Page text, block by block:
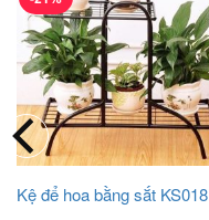
Kệ để hoa bằng sắt KS018